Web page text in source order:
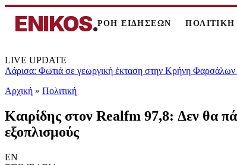
ENIKOS.ΡΟΗ ΕΙΔΗΣΕΩΝ ΠΟΛΙΤΙΚΗ
LIVE UPDATE
Λάρισα: Φωτιά σε γεωργική έκταση στην Κρήνη Φαρσάλων
Αρχική » Πολιτική
Καιρίδης στον Realfm 97,8: Δεν θα
εξοπλισμούς
EN